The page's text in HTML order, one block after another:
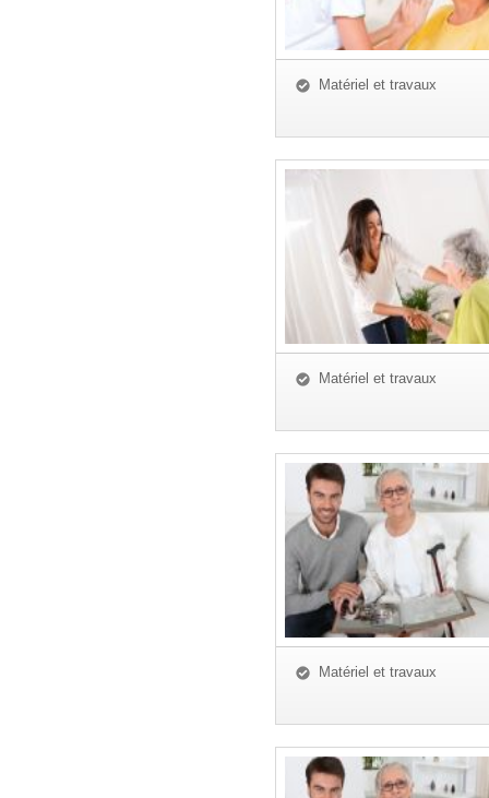
Matériel et travaux
Matériel et travaux
Matériel et travaux